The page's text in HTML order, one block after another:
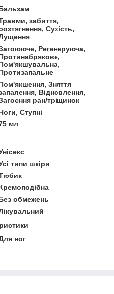
Бальзам
забиття,
розтягнення, Сухість,
Регенеруюча,
Протинабрякове,
Пом'якшувальна,
Протизапальне
Пом'якшення, Зняття
Відновлення,
ран/тріщинок
Ноги, Ступні
мл
типи шкіри
Кремоподібна
Без обмежень
ног